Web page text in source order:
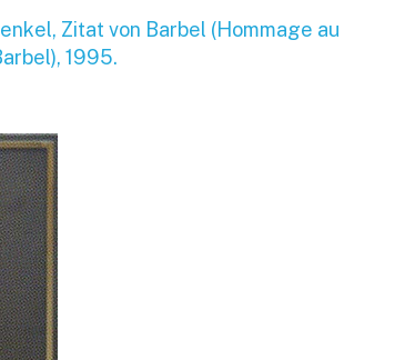
Zitat von Barbel (Hommage au
1995.